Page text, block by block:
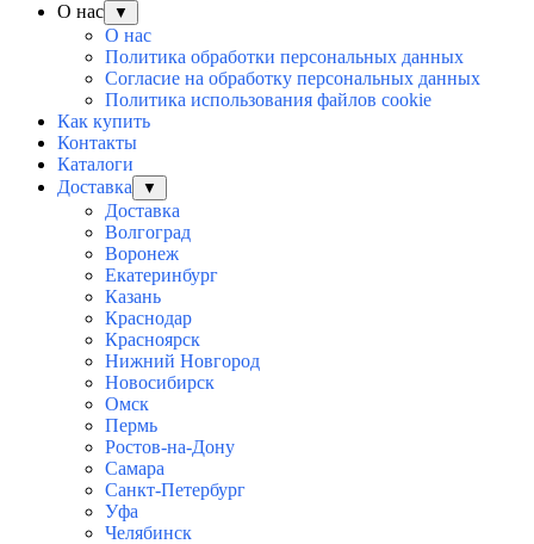
О нас
▼
О нас
Политика обработки персональных данных
Согласие на обработку персональных данных
Политика использования файлов cookie
Как купить
Контакты
Каталоги
Доставка
▼
Доставка
Волгоград
Воронеж
Екатеринбург
Казань
Краснодар
Красноярск
Нижний Новгород
Новосибирск
Омск
Пермь
Ростов-на-Дону
Самара
Санкт-Петербург
Уфа
Челябинск